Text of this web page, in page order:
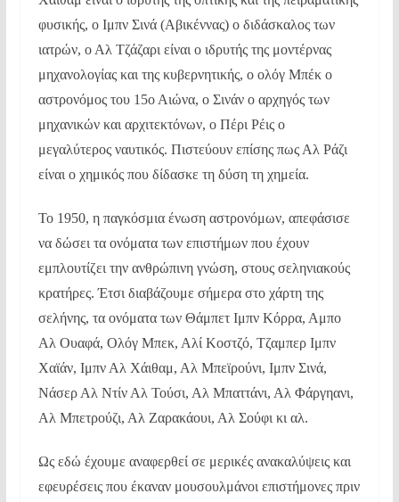
φυσικής, ο Ιμπν Σινά (Αβικέννας) ο διδάσκαλος των
ιατρών, ο Αλ Τζάζαρι είναι ο ιδρυτής της μοντέρνας
μηχανολογίας και της κυβερνητικής, ο ολόγ Μπέκ ο
αστρονόμος του 15ο Αιώνα, ο Σινάν ο αρχηγός των
μηχανικών και αρχιτεκτόνων, ο Πέρι Ρέις ο
μεγαλύτερος ναυτικός. Πιστεύουν επίσης πως Αλ Ράζι
είναι ο χημικός που δίδασκε τη δύση τη χημεία.
Το 1950, η παγκόσμια ένωση αστρονόμων, απεφάσισε
να δώσει τα ονόματα των επιστήμων που έχουν
εμπλουτίζει την ανθρώπινη γνώση, στους σεληνιακούς
κρατήρες. Έτσι διαβάζουμε σήμερα στο χάρτη της
σελήνης, τα ονόματα των Θάμπετ Ιμπν Κόρρα, Αμπο
Αλ Ουαφά, Ολόγ Μπεκ, Αλί Κοστζό, Τζαμπερ Ιμπν
Χαϊάν, Ιμπν Αλ Χάιθαμ, Αλ Μπεϊρούνι, Ιμπν Σινά,
Νάσερ Αλ Ντίν Αλ Τούσι, Αλ Μπαττάνι, Αλ Φάργηανι,
Αλ Μπετρούζι, Αλ Ζαρακάουι, Αλ Σούφι κι αλ.
Ως εδώ έχουμε αναφερθεί σε μερικές ανακαλύψεις και
εφευρέσεις που έκαναν μουσουλμάνοι επιστήμονες πριν